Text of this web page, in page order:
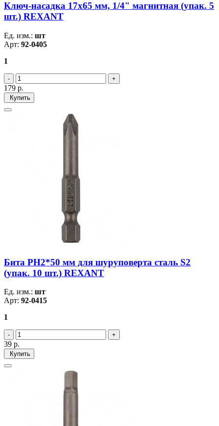
Ключ-насадка 17х65 мм, 1/4" магнитная (упак. 5
шт.) REXANT
Ед. изм.: шт
Арт: 92-0405
1
179 р.
Купить
Бита PH2*50 мм для шуруповерта сталь S2
(упак. 10 шт.) REXANT
Ед. изм.: шт
Арт: 92-0415
1
39 р.
Купить